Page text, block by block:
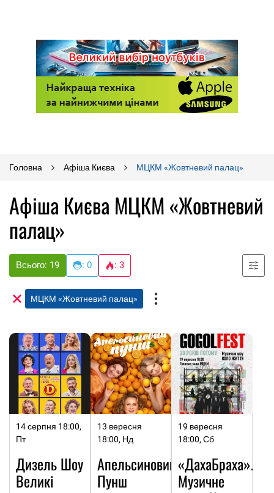
Головна Афіша Києва МЦКМ «Жовтневий палац»
Афіша Києва МЦКМ «Жовтневий
палац»
Всього: 19 : 0 : 3
МЦКМ «Жовтневий палац»
14 серпня 18:00,
Пт
Дизель Шоу
Великі
13 вересня
18:00, Нд
Апельсиновий
Пунш
19 вересня
18:00, Сб
«ДахаБраха».
Музичне